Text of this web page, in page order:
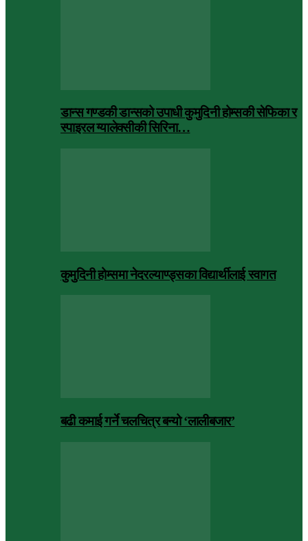
डान्स गण्डकी डान्सको उपाधी कुमुदिनी होम्सकी सेफिका र
स्पाइरल ग्यालेक्सीकी सिरिना…
कुमुदिनी होम्समा नेदरल्याण्ड्सका विद्यार्थीलाई स्वागत
बढी कमाई गर्ने चलचित्र बन्यो ‘लालीबजार’